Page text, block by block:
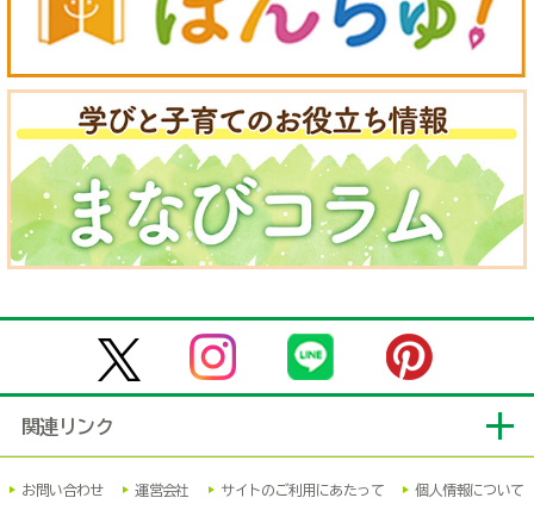
関連リンク
お問い合わせ 運営会社 サイトのご利用にあたって 個人情報について